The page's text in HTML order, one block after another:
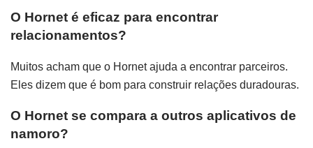
O Hornet é eficaz para encontrar
relacionamentos?
Muitos acham que o Hornet ajuda a encontrar parceiros.
Eles dizem que é bom para construir relações duradouras.
O Hornet se compara a outros aplicativos de
namoro?